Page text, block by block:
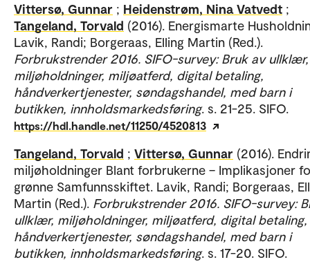
Vittersø, Gunnar ; Heidenstrøm, Nina Vatvedt ;
Tangeland, Torvald (2016). Energismarte
Lavik, Randi; Borgeraas, Elling Martin (Red.).
Forbrukstrender 2016. SIFO-survey: Bruk av ullklær,
miljøholdninger, miljøatferd, digital betaling,
håndverkertjenester, søndagshandel, med barn i
butikken, innholdsmarkedsføring. s. 21-25. SIFO.
https://hdl.handle.net/11250/4520813
Tangeland, Torvald ; Vittersø, Gunnar (2016).
miljøholdninger Blant forbrukerne – Implikasjoner
grønne Samfunnsskiftet. Lavik, Randi; Borgeraas,
Martin (Red.). Forbrukstrender 2016. SIFO-survey:
ullklær, miljøholdninger, miljøatferd, digital betaling,
håndverkertjenester, søndagshandel, med barn i
butikken, innholdsmarkedsføring. s. 17-20. SIFO.